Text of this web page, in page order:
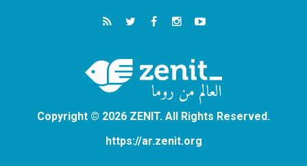
Copyright © 2026 ZENIT. All Rights Reserved.
https://ar.zenit.org